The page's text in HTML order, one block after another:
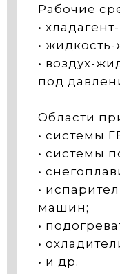
Рабочие
•
•
• воздух-
под
Области
• системы
• системы
•
•
машин;
•
•
• и др.